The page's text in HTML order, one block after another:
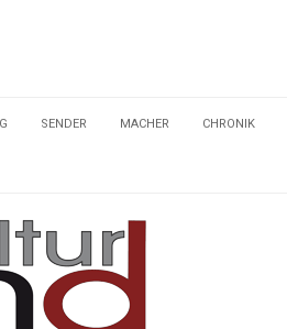
SENDER MACHER CHRONIK